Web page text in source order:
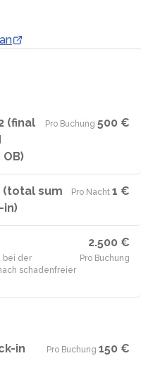
(final
Pro Buchung·500 €
sum
in)
Pro Nacht·1 €
bei der
schadenfreier
2.500 €
Pro Buchung
in Pro Buchung·150 €